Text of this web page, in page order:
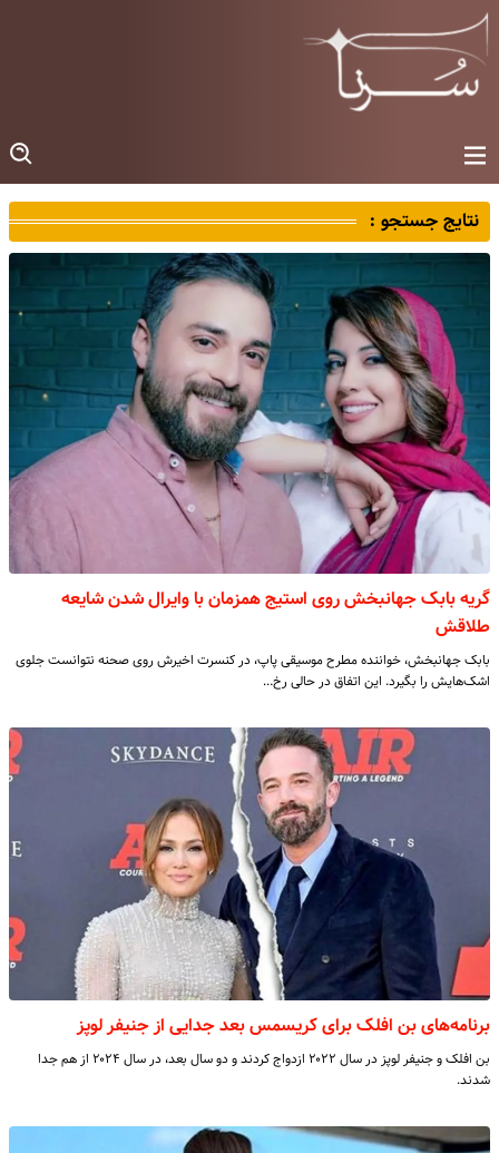
نتایج جستجو :
گریه بابک جهانبخش روی استیج همزمان با وایرال شدن شایعه
طلاقش
بابک جهانبخش، خواننده مطرح موسیقی پاپ، در کنسرت اخیرش روی صحنه نتوانست جلوی
اشک‌هایش را بگیرد. این اتفاق در حالی رخ…
برنامه‌های بن افلک برای کریسمس بعد جدایی از جنیفر لوپز
بن افلک و جنیفر لوپز در سال ۲۰۲۲ ازدواج کردند و دو سال بعد، در سال ۲۰۲۴ از هم جدا
شدند.